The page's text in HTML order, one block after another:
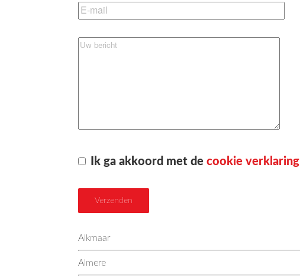
Ik ga akkoord met de cookie verklaring
Alkmaar
Almere